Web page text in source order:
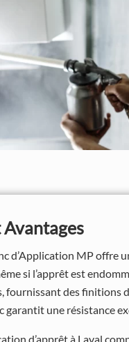
d’Application MP offre
si l’apprêt est
fournissant des finitions
garantit une résistance
d’apprêt à Laval